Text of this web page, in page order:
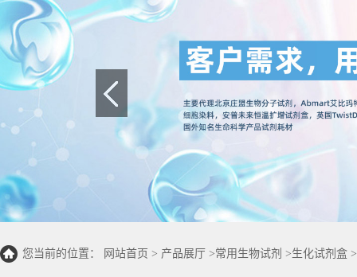
您当前的位置： 网站首页 > 产品展厅 >常用生物试剂 >生化试剂盒 >